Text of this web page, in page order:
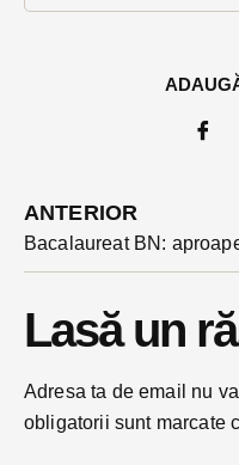
ANTERIOR
Lasă un
Adresa ta de email nu
obligatorii sunt marcate